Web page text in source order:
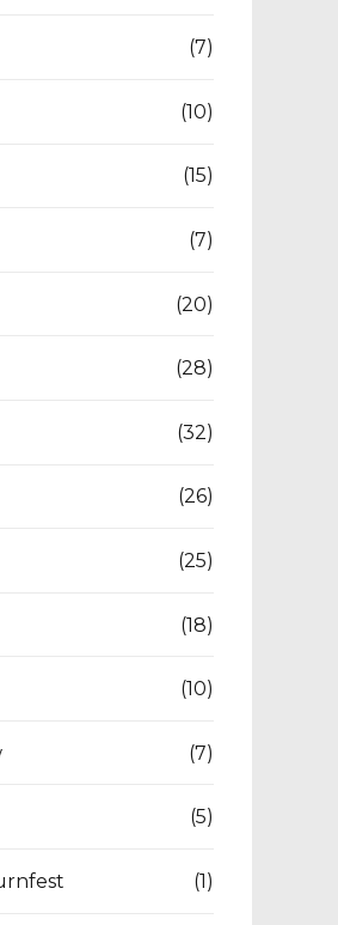
(7)
(10)
(15)
(7)
(20)
(28)
(32)
(26)
(25)
(18)
(10)
(7)
(5)
(1)